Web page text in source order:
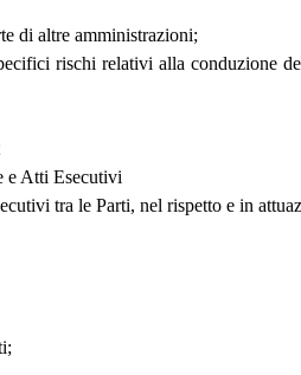
di altre amministrazioni;
rischi relativi alla conduzione
e Atti Esecutivi
tra le Parti, nel rispetto e in